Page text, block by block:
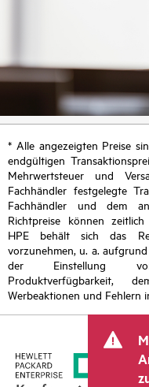
* Alle angezeigten Preise
endgültigen
Mehrwertsteuer und
Fachhändler festgelegte
Fachhändler und dem
Richtpreise können
HPE behält sich das
vorzunehmen, u. a.
der Einstellung
Produktverfügbarkeit,
Werbeaktionen und Fehlern